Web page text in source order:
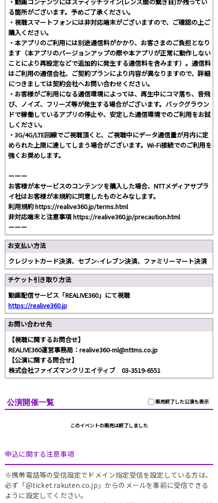
る箇所がございます。予めご了承ください。
・視聴スマートフォンには非対応端末がございますので、ご確認の上ご
購入ください。
・本アプリのご利用には別途通信料がかかり、お客さまのご負担となり
ます（本アプリのバージョンアップの際や本アプリが正常に動作しない
ことにより再設定などで追加的に発生する通信料を含みます）。通信料
はご利用の通信会社、ご契約プランにより内容が異なりますので、詳細
につきましては契約会社へお問い合わせください。
・お客様がご利用になる通信環境によっては、再生中にコマ落ち、音飛
び、ノイズ、フリーズ等が発生する場合がございます。バックグラウン
ドで稼働しているアプリの停止や、安定した通信環境でのご利用をお試
しください。
・3G/4G/LTE回線でご視聴頂くと、ご視聴中にデータ通信量が月内に定
められた上限に達してしまう場合がございます。Wi-Fi接続でのご利用を
強くお奨めします。
ーーー
お客様が本サービスのコンテンツを購入した場合、NTTメディアサプラ
イ社はお客様が本規約に同意したものとみなします。
利用規約 https://realive360.jp/terms.html
非対応端末と注意事項 https://realive360.jp/precaution.html
ーーー
お支払い方法
クレジットカード決済、セブン-イレブン決済、ファミリーマート決済
チケット引き取り方法
動画配信サービス「REALIVE360」にて視聴
https://realive360.jp
お問い合わせ先
【視聴に関するお問合せ】
REALIVE360運営事務局：realive360-ml@nttms.co.jp
【公演に関する問合せ】
株式会社ファイズマンクリエイティブ 03-3519-6551
販売終了した公演も表示
公演開催一覧
このイベントの販売は終了しました
申込に関する注意事項
※携帯電話等の受信設定でドメイン指定受信を設定している方は、
必ず「@ticket.rakuten.co.jp」からのメールを事前に受信できる
ように設定してください。